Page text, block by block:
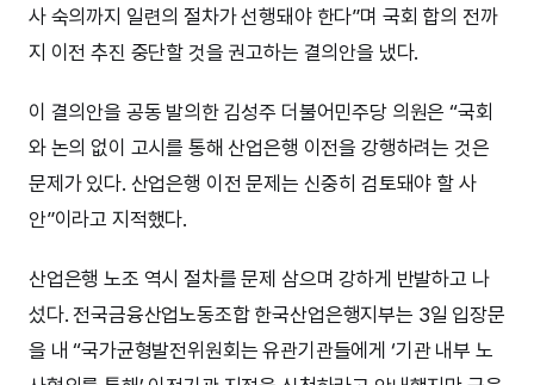
사 숙의까지 일련의 절차가 선행돼야 한다”며 국회 합의 전까
지 이전 추진 중단할 것을 권고하는 결의안을 냈다.
이 결의안을 공동 발의한 김성주 더불어민주당 의원은 “국회
와 논의 없이 고시를 통해 산업은행 이전을 강행하려는 것은
문제가 있다. 산업은행 이전 문제는 신중히 검토돼야 할 사
안”이라고 지적했다.
산업은행 노조 역시 절차를 문제 삼으며 강하게 반발하고 나
섰다. 전국금융산업노동조합 한국산업은행지부는 3일 입장문
을 내 “국가균형발전위원회는 유관기관들에게 ‘기관 내부 노